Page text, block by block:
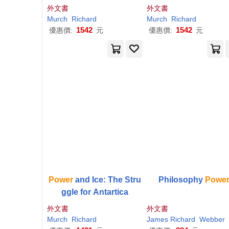
外文書
Murch
Richard
優惠價: 1542 元
truggle for
the Digital Age
外文書
Murch
Richard
優惠價: 1542 元
Powerand Ice: The Stru
ggle for Antartica
外文書
Murch
Richard
Philosophy
外文書
James Richard Webber